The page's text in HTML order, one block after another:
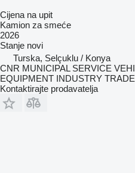
Cijena na upit
Kamion za smeće
2026
Stanje novi
Turska, Selçuklu / Konya
CNR MUNICIPAL SERVICE
EQUIPMENT INDUSTRY
Kontaktirajte prodavatelja